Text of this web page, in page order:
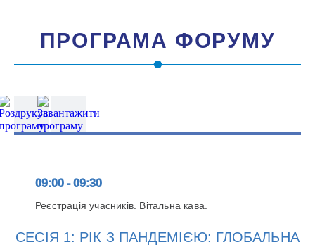
ПРОГРАМА ФОРУМУ
09:00 - 09:30
Реєстрація учасників. Вітальна кава.
СЕСІЯ 1: РІК З ПАНДЕМІЄЮ: ГЛОБАЛЬНА